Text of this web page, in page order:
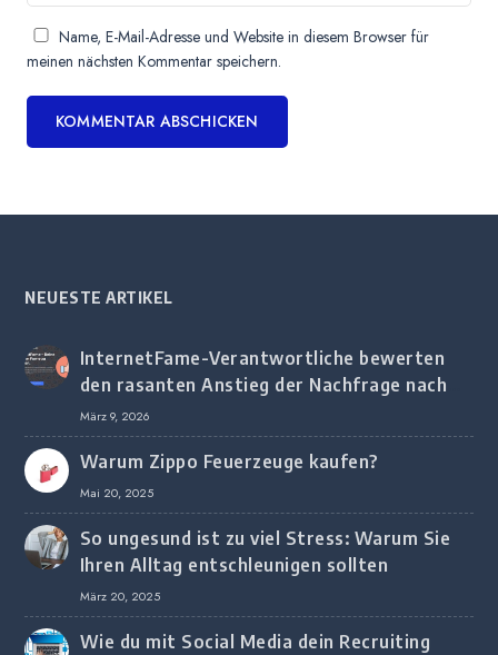
Name, E-Mail-Adresse und Website in diesem Browser für
meinen nächsten Kommentar speichern.
NEUESTE ARTIKEL
InternetFame-Verantwortliche bewerten
den rasanten Anstieg der Nachfrage nach
digitalem Marketing bei deutschen
Unternehmen
März 9, 2026
Warum Zippo Feuerzeuge kaufen?
Mai 20, 2025
So ungesund ist zu viel Stress: Warum Sie
Ihren Alltag entschleunigen sollten
März 20, 2025
Wie du mit Social Media dein Recruiting